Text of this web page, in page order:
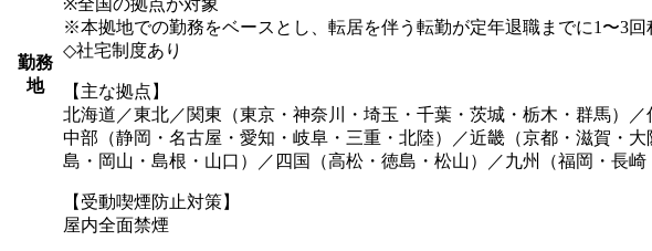
勤務
地
※全国の拠点が対象
※本拠地での勤務をベースとし、転居を伴う転勤が定年退職までに1〜3回
◇社宅制度あり
【主な拠点】
北海道／東北／関東（東京・神奈川・埼玉・千葉・茨城・栃木・群馬）／
中部（静岡・名古屋・愛知・岐阜・三重・北陸）／近畿（京都・滋賀・
島・岡山・島根・山口）／四国（高松・徳島・松山）／九州（福岡・長崎
【受動喫煙防止対策】
屋内全面禁煙